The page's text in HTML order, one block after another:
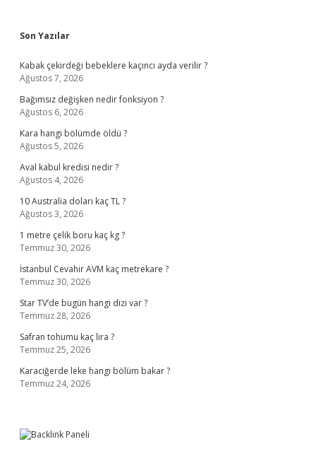
Sidebar
Son Yazılar
Kabak çekirdeği bebeklere kaçıncı ayda verilir ?
Ağustos 7, 2026
Bağımsız değişken nedir fonksiyon ?
Ağustos 6, 2026
Kara hangi bölümde öldü ?
Ağustos 5, 2026
Aval kabul kredisi nedir ?
Ağustos 4, 2026
10 Australia doları kaç TL ?
Ağustos 3, 2026
1 metre çelik boru kaç kg ?
Temmuz 30, 2026
İstanbul Cevahir AVM kaç metrekare ?
Temmuz 30, 2026
Star TV’de bugün hangi dizi var ?
Temmuz 28, 2026
Safran tohumu kaç lira ?
Temmuz 25, 2026
Karaciğerde leke hangi bölüm bakar ?
Temmuz 24, 2026